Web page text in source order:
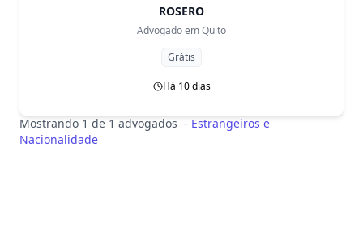
ROSERO
Advogado emQuito
Grátis
Há 10 dias
Mostrando 1 de 1 advogados - Estrangeiros e
Nacionalidade